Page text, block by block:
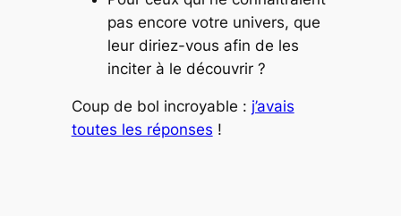
pas encore votre univers, que
leur diriez-vous afin de les
inciter à le découvrir ?
Coup de bol incroyable : j’avais
toutes les réponses !